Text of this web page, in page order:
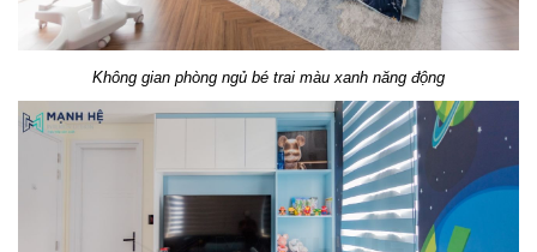
Không gian phòng ngủ bé trai màu xanh năng động